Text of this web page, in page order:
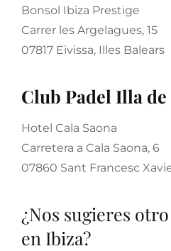
Bonsol Ibiza Prestige
Carrer les Argelagues, 15
07817 Eivissa, Illes Balears
Club Padel Illa
Hotel Cala Saona
Carretera a Cala Saona, 6
07860 Sant Francesc
¿Nos sugieres
en Ibiza?